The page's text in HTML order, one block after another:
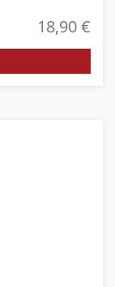
18,90 €